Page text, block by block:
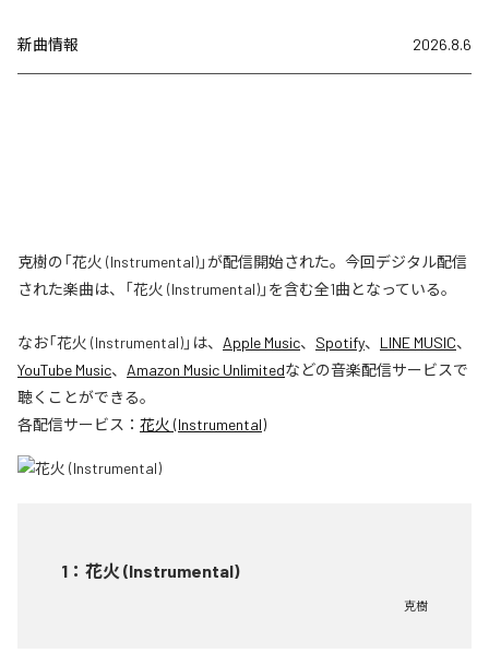
新曲情報 2026.8.6
克樹の「花火 (Instrumental)」が配信開始された。今回デジタル配信
された楽曲は、「花火 (Instrumental)」を含む全1曲となっている。
なお「花火 (Instrumental)」は、 Apple Music、 Spotify、 LINE MUSIC、
YouTube Music、 Amazon Music Unlimitedなどの音楽配信サービスで
聴くことができる。
各配信サービス： 花火 (Instrumental)
1 ： 花火 (Instrumental)
克樹